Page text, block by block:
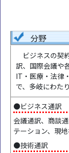
分野
ビジネスの契
訳、国際会議や
IT・医療・法律
で、多岐にわた
●ビジネス通訳
会議通訳、商談
テーション、現
●技術通訳